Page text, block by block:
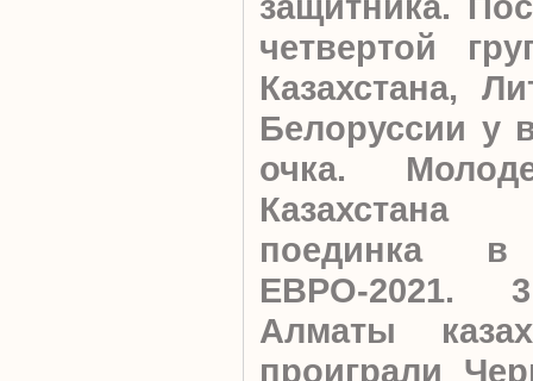
четвертой
Казахстана,
Белоруссии у
очка.
поединка в
ЕВРО-2021.
Алматы
проиграли